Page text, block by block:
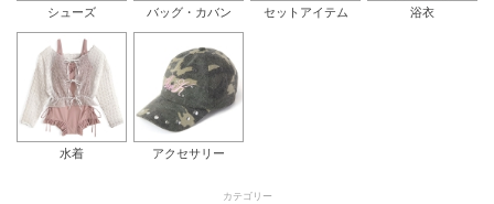
シューズ バッグ・カバン セットアイテム 浴衣
水着 アクセサリー
カテゴリー